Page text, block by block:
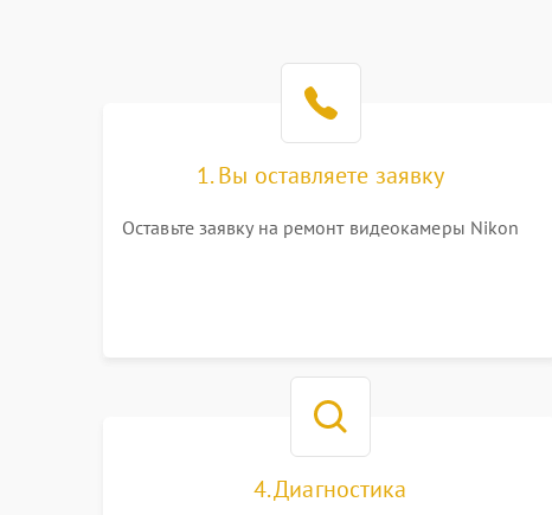
1. Вы оставляете заявку
Оставьте заявку на ремонт видеокамеры Nikon
4. Диагностика